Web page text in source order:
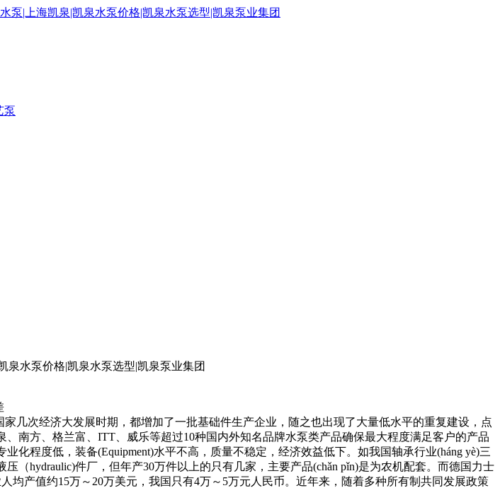
泵
次经济大发展时期，都增加了一批基础件生产企业，随之也出现了大量低水平的重复建设，点
南方、格兰富、ITT、威乐等超过10种国内外知名品牌水泵类产品确保最大程度满足客户的产品
程度低，装备(Equipment)水平不高，质量不稳定，经济效益低下。如我国轴承行业(háng yè)三
（hydraulic)件厂，但年产30万件以上的只有几家，主要产品(chǎn pǐn)是为农机配套。而德国力士
均产值约15万～20万美元，我国只有4万～5万元人民币。近年来，随着多种所有制共同发展政策